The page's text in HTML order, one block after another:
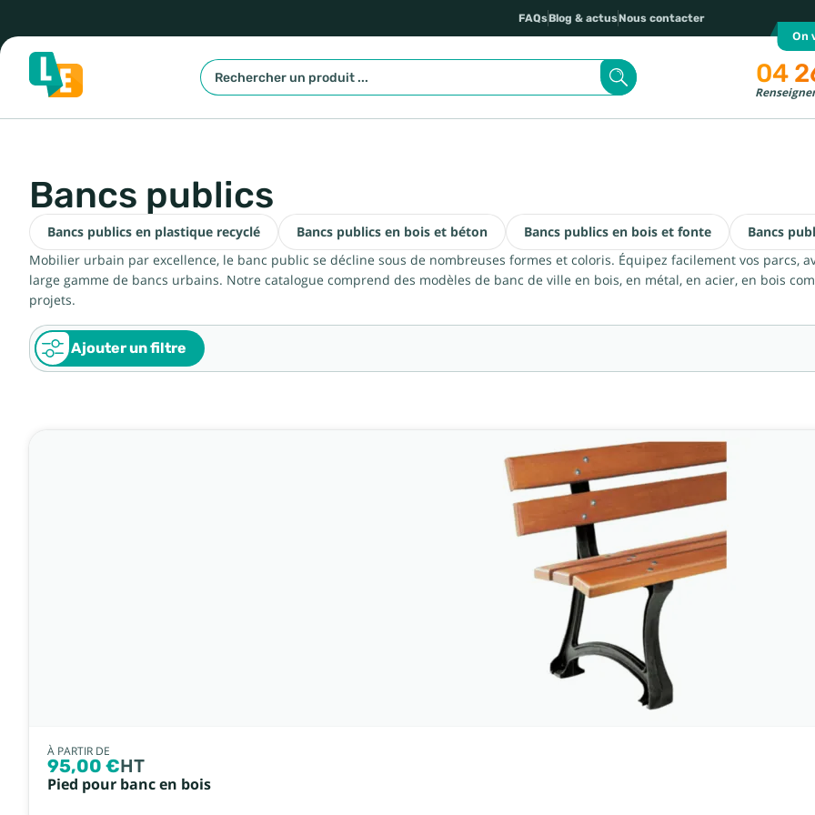
FAQsBlog & actusNous contacter
On
04
Bancs publics
Bancs publics en plastique recyclé Bancs publics en bois et béton Bancs publics en bois et fonte Bancs
Mobilier urbain par excellence, le banc public se décline sous de nombreuses formes et coloris. Équipez facilement vos parcs,
large gamme de bancs urbains. Notre catalogue comprend des modèles de banc de ville en bois, en métal, en acier, en bois
projets.
Ajouter un filtre
À PARTIR DE
95,00 €HT
Pied pour banc en bois